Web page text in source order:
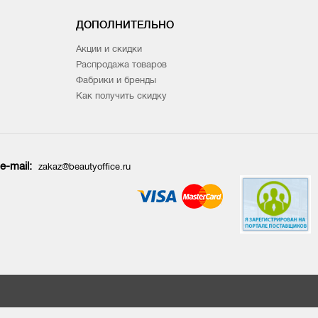
ДОПОЛНИТЕЛЬНО
Акции и скидки
Распродажа товаров
Фабрики и бренды
Как получить скидку
e-mail: zakaz@beautyoffice.ru